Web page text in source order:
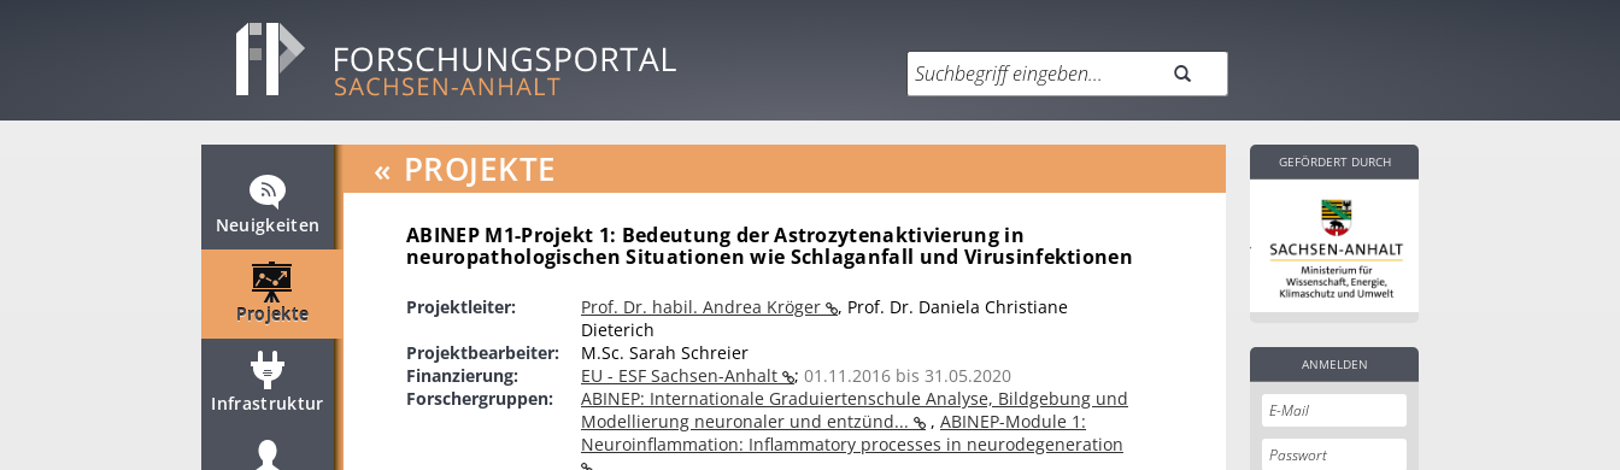
Neuigkeiten
Projekte
Infrastruktur
« PROJEKTE
ABINEP M1-Projekt 1: Bedeutung der Astrozytenaktivierung in
neuropathologischen Situationen wie Schlaganfall und Virusinfektionen
Projektleiter: Prof. Dr. habil. Andrea Kröger , Prof. Dr. Daniela Christiane
Dieterich
Projektbearbeiter:
M.Sc. Sarah Schreier
Finanzierung:
EU - ESF Sachsen-Anhalt ; 01.11.2016 bis 31.05.2020
Forschergruppen:
ABINEP: Internationale Graduiertenschule Analyse, Bildgebung und
Modellierung neuronaler und entzünd...
, ABINEP-Module 1:
Neuroinflammation: Inflammatory processes in neurodegeneration
GEFÖRDERT DURCH
ANMELDEN